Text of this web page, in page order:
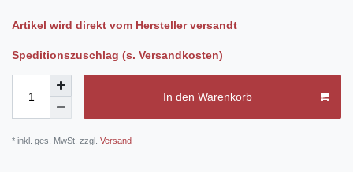
Artikel wird direkt vom Hersteller versandt
Speditionszuschlag (s. Versandkosten)
In den Warenkorb
* inkl. ges. MwSt. zzgl. Versand